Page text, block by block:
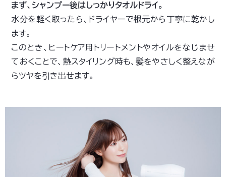
まず、シャンプー後はしっかりタオルドライ。
水分を軽く取ったら、ドライヤーで根元から丁寧に乾かし
ます。
このとき、ヒートケア用トリートメントやオイルをなじませ
ておくことで、熱スタイリング時も、髪をやさしく整えなが
らツヤを引き出せます。